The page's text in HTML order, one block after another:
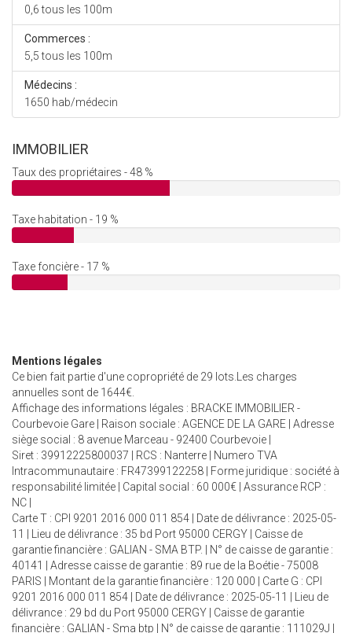
0,6 tous les 100m
Commerces :
5,5 tous les 100m
Médecins :
1650 hab/médecin
IMMOBILIER
Taux des propriétaires - 48 %
Taxe habitation - 19 %
Taxe foncière - 17 %
Mentions légales
Ce bien fait partie d'une copropriété de 29 lots.Les charges
annuelles sont de 1644€.
Affichage des informations légales : BRACKE IMMOBILIER -
Courbevoie Gare | Raison sociale : AGENCE DE LA GARE | Adresse
siège social : 8 avenue Marceau - 92400 Courbevoie |
Siret : 39912225800037 | RCS : Nanterre | Numero TVA
Intracommunautaire : FR47399122258 | Forme juridique : société à
responsabilité limitée | Capital social : 60 000€ | Assurance RCP :
NC |
Carte T : CPI 9201 2016 000 011 854 | Date de délivrance : 2025-05-
11 | Lieu de délivrance : 35 bd Port 95000 CERGY | Caisse de
garantie financière : GALIAN - SMA BTP. | N° de caisse de garantie :
40141 | Adresse caisse de garantie : 89 rue de la Boétie - 75008
PARIS | Montant de la garantie financière : 120 000 | Carte G : CPI
9201 2016 000 011 854 | Date de délivrance : 2025-05-11 | Lieu de
délivrance : 29 bd du Port 95000 CERGY | Caisse de garantie
financière : GALIAN - Sma btp | N° de caisse de garantie : 111029J |